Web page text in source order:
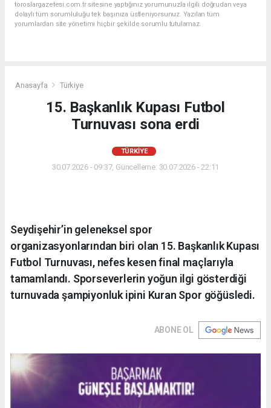
toroslargazetesi.com.tr sitesine yaptığınız yorumunuzla ilgili doğrudan veya
dolaylı tüm sorumluluğu tek başınıza üstleniyorsunuz. Yazılan tüm
yorumlardan site yönetimi hiçbir şekilde sorumlu tutulamaz.
Anasayfa Türkiye
15. Başkanlık Kupası Futbol
Turnuvası sona erdi
TÜRKIYE
30.07.2026 - 09:37, Güncelleme: 30.07.2026 - 22:11
Seydişehir’in geleneksel spor
organizasyonlarından biri olan 15. Başkanlık Kupası
Futbol Turnuvası, nefes kesen final maçlarıyla
tamamlandı. Sporseverlerin yoğun ilgi gösterdiği
turnuvada şampiyonluk ipini Kuran Spor göğüsledi.
ABONE OL